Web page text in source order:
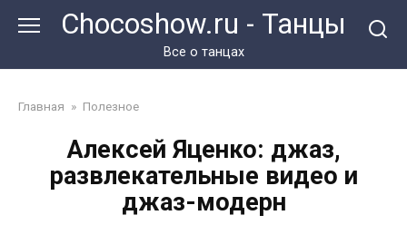
Chocoshow.ru - Танцы
Все о танцах
Главная » Полезное
Алексей Яценко: джаз,
развлекательные видео и
джаз-модерн